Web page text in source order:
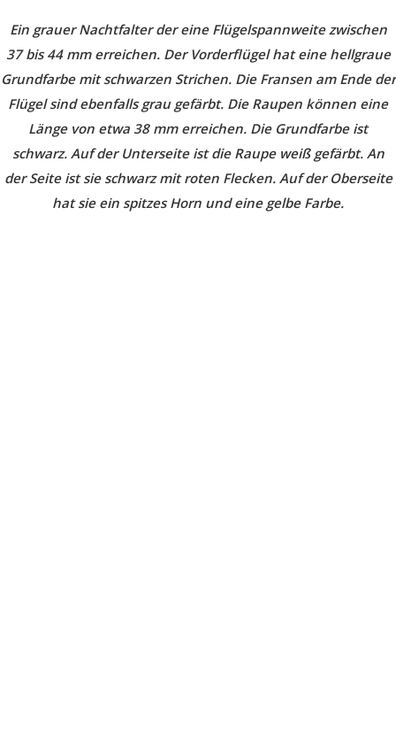
Ein grauer Nachtfalter der eine Flügelspannweite zwischen
37 bis 44 mm erreichen. Der Vorderflügel hat eine hellgraue
Grundfarbe mit schwarzen Strichen. Die Fransen am Ende der
Flügel sind ebenfalls grau gefärbt. Die Raupen können eine
Länge von etwa 38 mm erreichen. Die Grundfarbe ist
schwarz. Auf der Unterseite ist die Raupe weiß gefärbt. An
der Seite ist sie schwarz mit roten Flecken. Auf der Oberseite
hat sie ein spitzes Horn und eine gelbe Farbe.